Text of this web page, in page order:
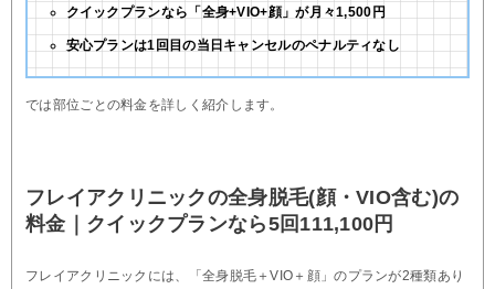
クイックプランなら「全身+VIO+顔」が月々1,500円
安心プランは1回目の当日キャンセルのペナルティなし
では部位ごとの料金を詳しく紹介します。
フレイアクリニックの全身脱毛(顔・VIO含む)の
料金｜クイックプランなら5回111,100円
フレイアクリニックには、「全身脱毛＋VIO＋顔」のプランが2種類あり